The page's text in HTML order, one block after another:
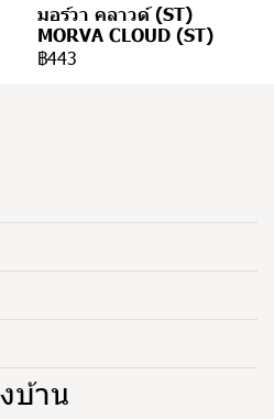
มอร์วา คลาวด์ (ST)
MORVA CLOUD (ST)
฿443
บ้าน